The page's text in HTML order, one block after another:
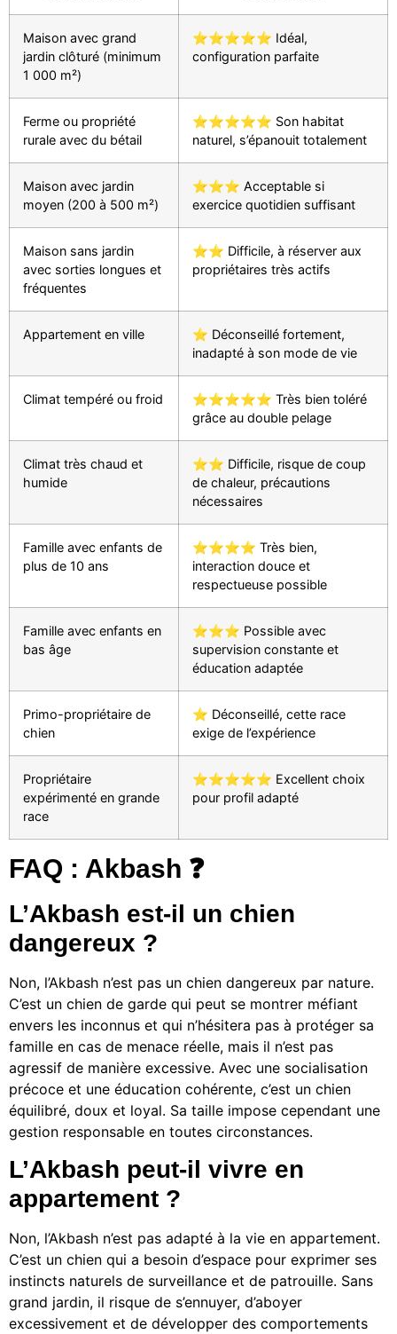
Maison avec grand
jardin clôturé (minimum
1 000 m²)
⭐⭐⭐⭐⭐ Idéal,
configuration parfaite
Ferme ou propriété
rurale avec du bétail
⭐⭐⭐⭐⭐ Son habitat
naturel, s’épanouit totalement
Maison avec jardin
moyen (200 à 500 m²)
⭐⭐⭐ Acceptable si
exercice quotidien suffisant
Maison sans jardin
avec sorties longues et
fréquentes
⭐⭐ Difficile, à réserver aux
propriétaires très actifs
Appartement en ville
⭐ Déconseillé fortement,
inadapté à son mode de vie
Climat tempéré ou froid
⭐⭐⭐⭐⭐ Très bien toléré
grâce au double pelage
Climat très chaud et
humide
⭐⭐ Difficile, risque de coup
de chaleur, précautions
nécessaires
Famille avec enfants de
plus de 10 ans
⭐⭐⭐⭐ Très bien,
interaction douce et
respectueuse possible
Famille avec enfants en
bas âge
⭐⭐⭐ Possible avec
supervision constante et
éducation adaptée
Primo-propriétaire de
chien
⭐ Déconseillé, cette race
exige de l’expérience
Propriétaire
expérimenté en grande
race
⭐⭐⭐⭐⭐ Excellent choix
pour profil adapté
FAQ : Akbash ❓
L’Akbash est-il un chien
dangereux ?
Non, l’Akbash n’est pas un chien dangereux par nature.
C’est un chien de garde qui peut se montrer méfiant
envers les inconnus et qui n’hésitera pas à protéger sa
famille en cas de menace réelle, mais il n’est pas
agressif de manière excessive. Avec une socialisation
précoce et une éducation cohérente, c’est un chien
équilibré, doux et loyal. Sa taille impose cependant une
gestion responsable en toutes circonstances.
L’Akbash peut-il vivre en
appartement ?
Non, l’Akbash n’est pas adapté à la vie en appartement.
C’est un chien qui a besoin d’espace pour exprimer ses
instincts naturels de surveillance et de patrouille. Sans
grand jardin, il risque de s’ennuyer, d’aboyer
excessivement et de développer des comportements